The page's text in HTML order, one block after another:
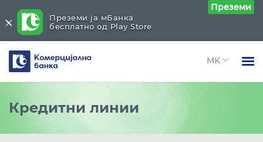
Open
Close submenu (Кредити)
Комерцијална
банка
Кредитни линии
Преземи ја мБанка
бесплатно од Play Store
Преземи